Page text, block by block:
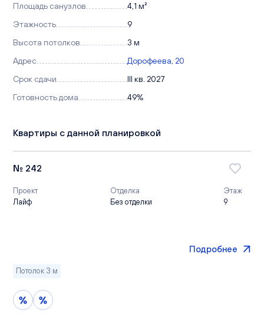
Площадь санузлов
4,1 м²
Этажность
9
Высота потолков
3 м
Адрес
Дорофеева, 20
Срок сдачи
III кв. 2027
Готовность дома
49%
Квартиры с данной планировкой
№ 242
Проект
Лайф
Отделка
Без отделки
Этаж
9
Потолок 3 м
Подробнее